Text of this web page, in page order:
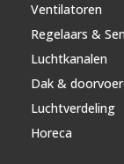
Ventilatoren
Regelaars &
Luchtkanalen
Dak &
Luchtverdeling
Horeca